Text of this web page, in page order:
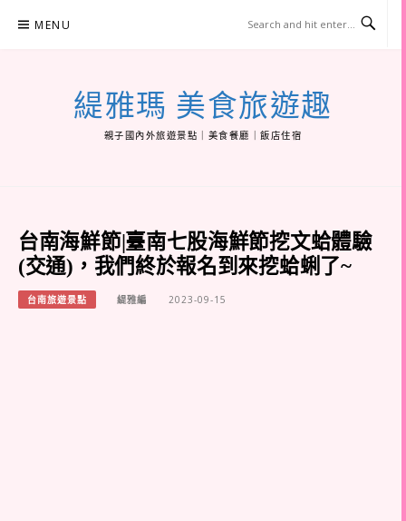
MENU
緹雅瑪 美食旅遊趣
親子國內外旅遊景點｜美食餐廳｜飯店住宿
台南海鮮節|臺南七股海鮮節挖文蛤體驗
(交通)，我們終於報名到來挖蛤蜊了~
台南旅遊景點 緹雅編 2023-09-15